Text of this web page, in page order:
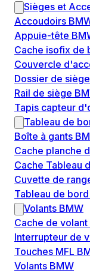
Sièges et
Accoudoirs
Appuie-tête
Cache isofix de
Couvercle
Dossier de
Rail de siège
Tapis capteur
Tableau de
Boîte à gants
Cache planche
Cache Tableau
Cuvette de
Tableau de
Volants BMW
Cache de volant
Interrupteur de
Touches MFL
Volants BMW